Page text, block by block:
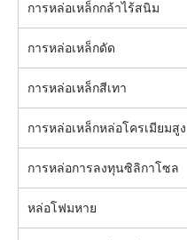
การหล่อเหล็กกล้าไร้สนิม
การหล่อเหล็กดัด
การหล่อเหล็กสีเทา
การหล่อเหล็กหล่อโครเมียมสูง
การหล่อการลงทุนซิลิกาโซล
หล่อโฟมหาย